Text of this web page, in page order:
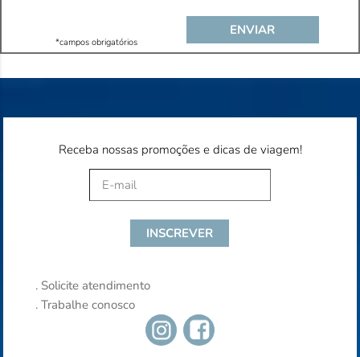
*campos obrigatórios
Receba nossas promoções e dicas de viagem!
. Solicite atendimento
.Trabalhe conosco